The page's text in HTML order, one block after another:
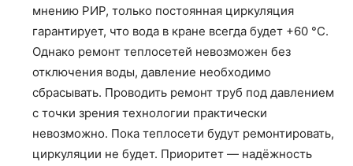
мнению РИР, только постоянная циркуляция
гарантирует, что вода в кране всегда будет +60 °C.
Однако ремонт теплосетей невозможен без
отключения воды, давление необходимо
сбрасывать. Проводить ремонт труб под давлением
с точки зрения технологии практически
невозможно. Пока теплосети будут ремонтировать,
циркуляции не будет. Приоритет — надёжность